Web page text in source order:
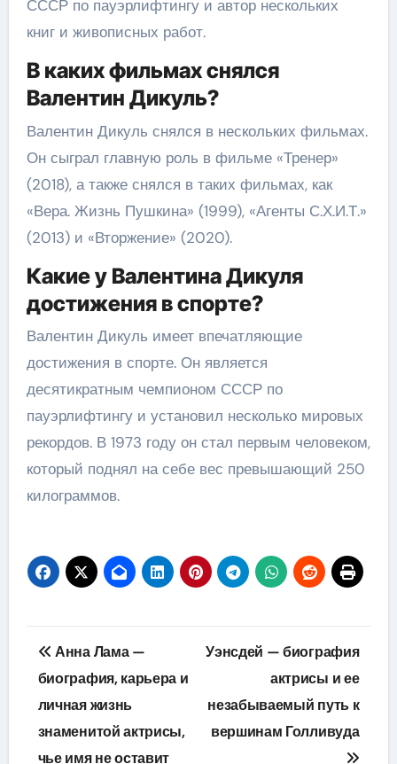
СССР по пауэрлифтингу и автор нескольких
книг и живописных работ.
В каких фильмах снялся
Валентин Дикуль?
Валентин Дикуль снялся в нескольких фильмах.
Он сыграл главную роль в фильме «Тренер»
(2018), а также снялся в таких фильмах, как
«Вера. Жизнь Пушкина» (1999), «Агенты С.Х.И.Т.»
(2013) и «Вторжение» (2020).
Какие у Валентина Дикуля
достижения в спорте?
Валентин Дикуль имеет впечатляющие
достижения в спорте. Он является
десятикратным чемпионом СССР по
пауэрлифтингу и установил несколько мировых
рекордов. В 1973 году он стал первым человеком,
который поднял на себе вес превышающий 250
килограммов.
Навигация
по
записям
Анна Лама —
биография, карьера и
личная жизнь
знаменитой актрисы,
чье имя не оставит
Уэнсдей — биография
актрисы и ее
незабываемый путь к
вершинам Голливуда